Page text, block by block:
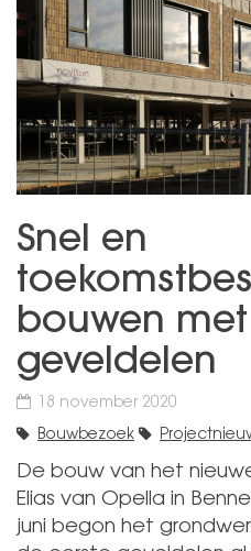
Snel en
bouwen
geveldelen
18 november 2020
Bouwbezoek
De bouw van het
Elias van Opella in
juni begon het